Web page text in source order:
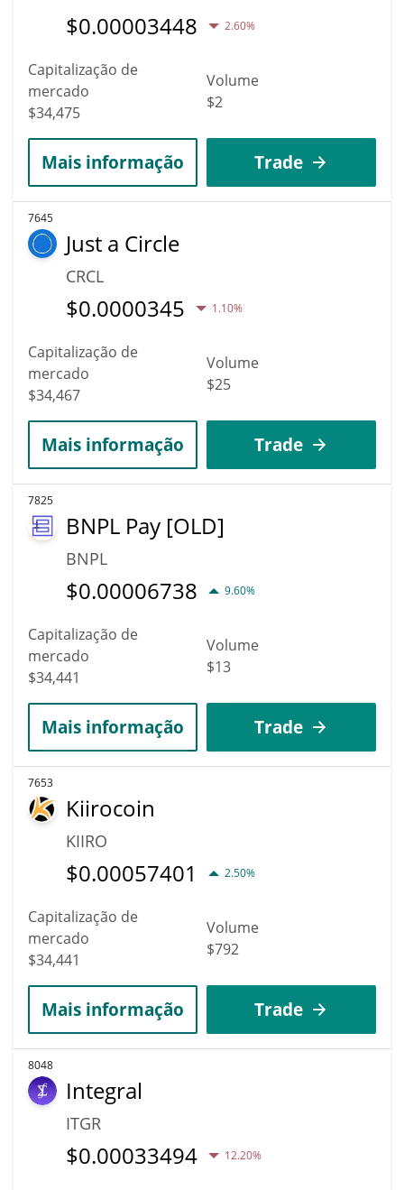
$0.00003448 2.60%
Capitalização de
mercado
$34,475
Volume
$2
Mais informação Trade
7645
Just a Circle
CRCL
$0.0000345 1.10%
Capitalização de
mercado
$34,467
Volume
$25
Mais informação Trade
7825
BNPL Pay [OLD]
BNPL
$0.00006738 9.60%
Capitalização de
mercado
$34,441
Volume
$13
Mais informação Trade
7653
Kiirocoin
KIIRO
$0.00057401 2.50%
Capitalização de
mercado
$34,441
Volume
$792
Mais informação Trade
8048
Integral
ITGR
$0.00033494 12.20%